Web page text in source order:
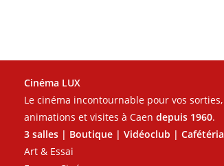
Cinéma LUX
Le cinéma incontournable pour vos sorties,
animations et visites à Caen depuis 1960.
3 salles | Boutique | Vidéoclub | Cafétéria
Art & Essai